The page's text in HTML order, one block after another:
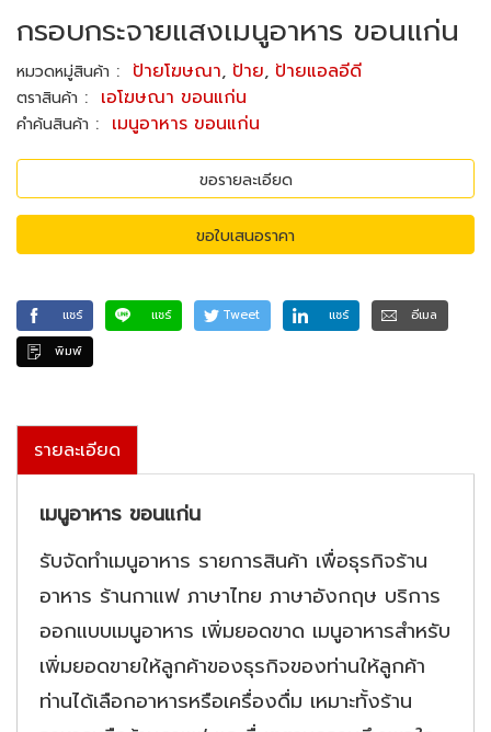
กรอบกระจายแสงเมนูอาหาร ขอนแก่น
หมวดหมู่สินค้า : ป้ายโฆษณา, ป้าย, ป้ายแอลอีดี
ตราสินค้า : เอโฆษณา ขอนแก่น
คำค้นสินค้า : เมนูอาหาร ขอนแก่น
ขอรายละเอียด
ขอใบเสนอราคา
แชร์ แชร์ Tweet แชร์
อีเมล
พิมพ์
รายละเอียด
เมนูอาหาร ขอนแก่น
รับจัดทำเมนูอาหาร รายการสินค้า เพื่อธุรกิจร้าน
อาหาร ร้านกาแฟ ภาษาไทย ภาษาอังกฤษ บริการ
ออกแบบเมนูอาหาร เพิ่มยอดขาด เมนูอาหารสำหรับ
เพิ่มยอดขายให้ลูกค้าของธุรกิจของท่านให้ลูกค้า
ท่านได้เลือกอาหารหรือเครื่องดื่ม เหมาะทั้งร้าน